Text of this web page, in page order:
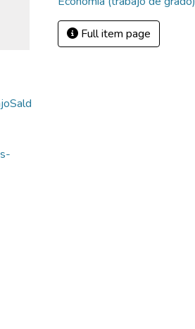
Full item page